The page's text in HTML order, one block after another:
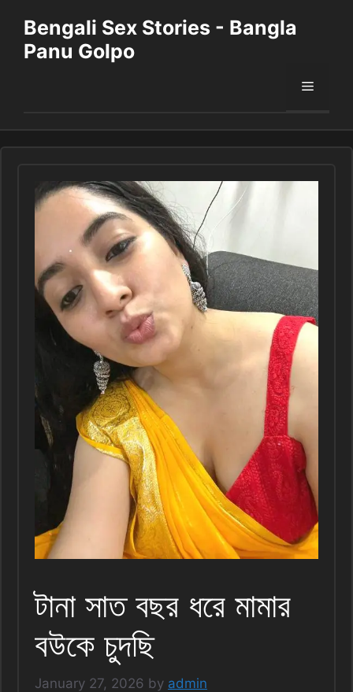
content
Bengali Sex Stories - Bangla
Panu Golpo
Menu
টানা সাত বছর ধরে মামার
বউকে চুদছি
January 27, 2026 by admin